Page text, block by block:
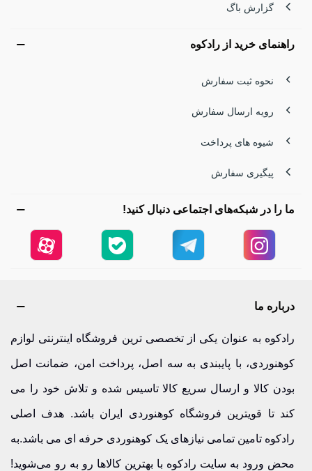
گزارش باگ
راهنمای خرید از رادکوه
نحوه ثبت سفارش
رویه ارسال سفارش
شیوه های پرداخت
پیگیری سفارش
ما را در شبکه‌های اجتماعی دنبال کنید!
درباره ما
رادکوه به عنوان یکی از تخصصی ترین فروشگاه اینترنتی لوازم
کوهنوردی، با پایبندی به سه اصل، پرداخت امن، ضمانت اصل
بودن کالا و ارسال سریع کالا تاسیس شده و تلاش خود را می
کند تا قویترین فروشگاه کوهنوردی ایران باشد. هدف اصلی
رادکوه تامین تمامی نیازهای یک کوهنوردی حرفه ای می باشد.به
محض ورود به سایت رادکوه با بهترین کالاها رو به رو می‌شوید!